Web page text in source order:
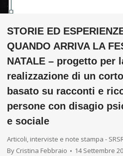
STORIE ED
QUANDO ARRIVA LA
NATALE – progetto per
realizzazione di un
basato su racconti e
persone con disagio
e sociale
Articoli, interviste e note stampa -
By Cristina Febbraio 14 Settembre